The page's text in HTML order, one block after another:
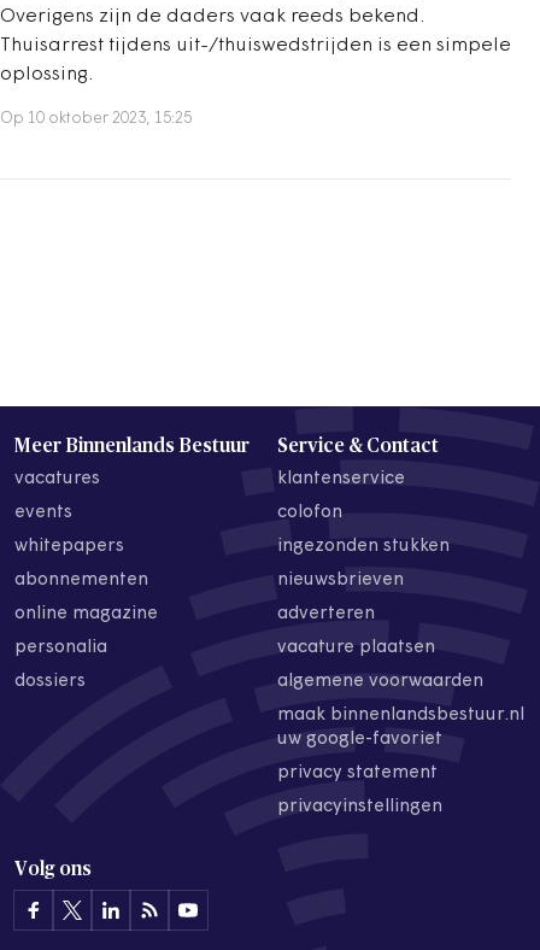
Overigens zijn de daders vaak reeds bekend.
Thuisarrest tijdens uit-/thuiswedstrijden is een simpele
oplossing.
Op 10 oktober 2023, 15:25
Meer Binnenlands Bestuur
vacatures
events
whitepapers
abonnementen
online magazine
personalia
dossiers
Service & Contact
klantenservice
colofon
ingezonden stukken
nieuwsbrieven
adverteren
vacature plaatsen
algemene voorwaarden
maak binnenlandsbestuur.nl
uw google-favoriet
privacy statement
privacyinstellingen
Volg ons